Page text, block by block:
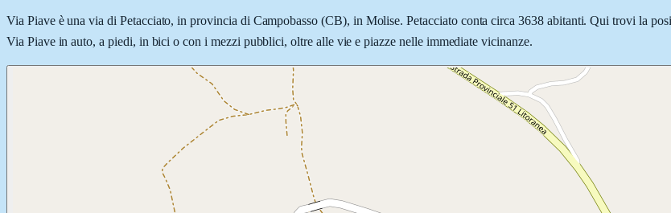
Via Piave è una via di Petacciato, in provincia di Campobasso (CB), in Molise. Petacciato conta circa 3638 abitanti. Qui trovi la
Via Piave in auto, a piedi, in bici o con i mezzi pubblici, oltre alle vie e piazze nelle immediate vicinanze.